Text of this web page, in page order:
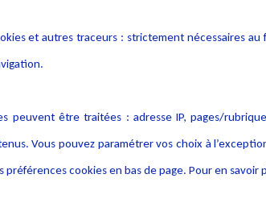
données
Politique cookies
et autres traceurs : strictement nécessaires
peuvent être traitées : adresse IP, pages/
Vous pouvez paramétrer vos choix à
cookies en bas de page. Pour en savoir